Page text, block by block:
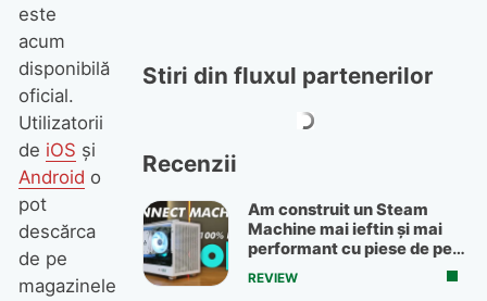
este
acum
disponibilă
oficial.
Utilizatorii
de iOS și
Android o
pot
descărca
de pe
magazinele
Stiri din fluxul partenerilor
Recenzii
Am construit un Steam
Machine mai ieftin și mai
performant cu piese de pe
OLX
REVIEW